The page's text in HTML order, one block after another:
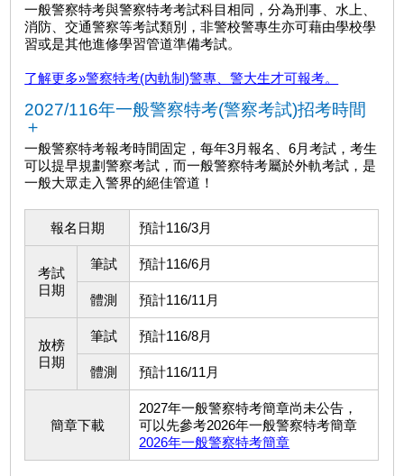
一般警察特考與警察特考考試科目相同，分為刑事、水上、
消防、交通警察等考試類別，非警校警專生亦可藉由學校學
習或是其他進修學習管道準備考試。
了解更多»警察特考(內軌制)警專、警大生才可報考。
2027/116年一般警察特考(警察考試)招考時間
＋
一般警察特考報考時間固定，每年3月報名、6月考試，考生
可以提早規劃警察考試，而一般警察特考屬於外軌考試，是
一般大眾走入警界的絕佳管道！
報名日期 預計116/3月
考試
日期
筆試 預計116/6月
體測 預計116/11月
放榜
日期
筆試 預計116/8月
體測 預計116/11月
簡章下載
2027年一般警察特考簡章尚未公告，
可以先參考2026年一般警察特考簡章
2026年一般警察特考簡章